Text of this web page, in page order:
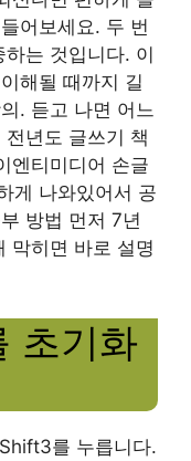
어보세요. 두 번
는 것입니다. 이
해될 때까지 길
. 듣고 나면 어느
년도 글쓰기 책
엔티미디어 손글
게 나와있어서 공
방법 먼저 7년
막히면 바로 설명
초기화
를 누릅니다.